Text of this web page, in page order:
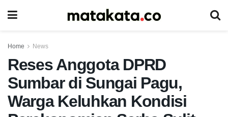
Home News
Reses Anggota DPRD
Sumbar di Sungai Pagu,
Warga Keluhkan Kondisi